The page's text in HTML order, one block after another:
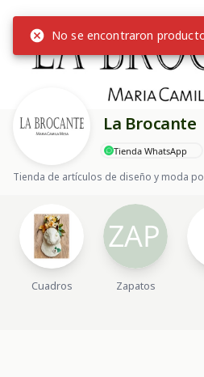
La Brocante
Tienda WhatsApp
Tienda de artículos de diseño y moda
Cuadros Zapatos
No se encontraron